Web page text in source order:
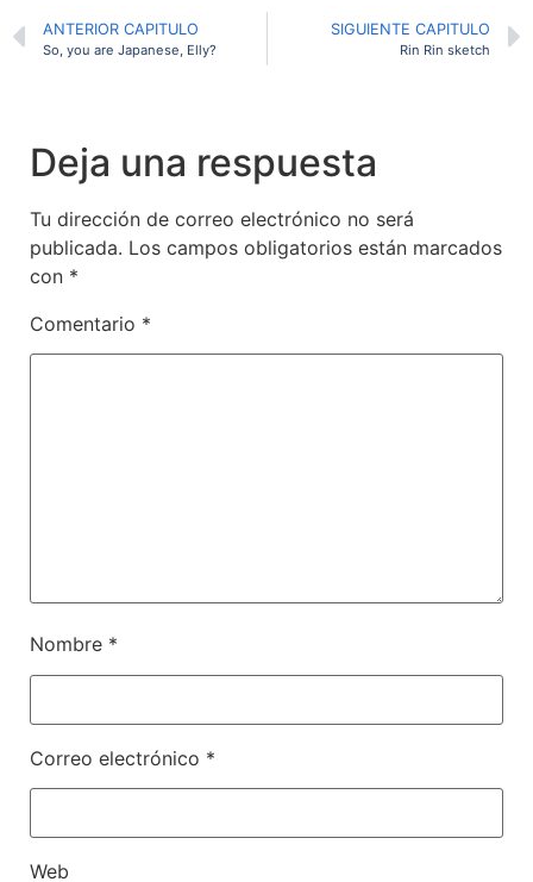
ANTERIOR CAPITULO
So, you are Japanese, Elly?
SIGUIENTE CAPITULO
Rin Rin sketch
Deja una respuesta
Tu dirección de correo electrónico no será
publicada. Los campos obligatorios están marcados
con *
Comentario *
Nombre *
Correo electrónico *
Web